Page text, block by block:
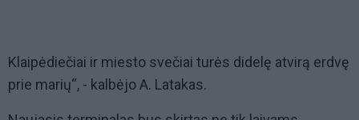
Klaipėdiečiai ir miesto svečiai turės didelę atvirą erdvę
prie marių“, - kalbėjo A. Latakas.